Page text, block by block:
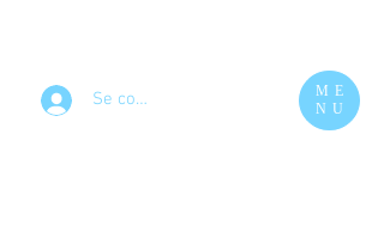
Se connecter
ME
NU